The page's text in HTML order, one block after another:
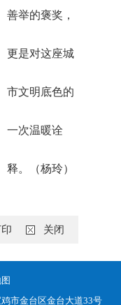
善举的褒奖，
更是对这座城
市文明底色的
一次温暖诠
释。（杨玲）
关闭
市金台区金台大道33号